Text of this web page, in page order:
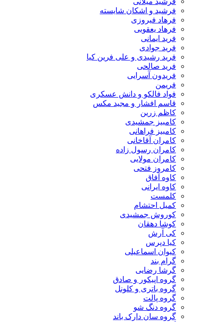
فرشید و اشکان شایسته
فرهاد فیروزی
فرهاد یعقوبی
فرید ایمانی
فرید جوادی
فرید رشیدی و علی فرین کیا
فرید صالحی
فریدون آسرایی
فریمن
فواد فالکو و دانش عسکری
قاسم افشار و مجید مکس
کاظم زرین
کامبیز جمشیدی
کامبیز فراهانی
کامران آقاخانی
کامران رسول زاده
کامران مولایی
کامروز فتحی
کاوه آفاق
کاوه ایرانی
کلمست
کمیل احتشام
کوروش جمشیدی
کوشا دهقان
کی آرش
کیا دپرس
کیوان اسماعیلی
گرام بند
گرشا رضایی
گروه اپیکور و صادق
گروه باتری و کلونل
گروه پالت
گروه دنگ شو
گروه سان دارک باند